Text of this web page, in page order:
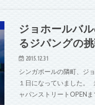
ジョホールバ
るジパングの
2015.12.31
シンガポールの隣町、ジ
１日になっていました。
ャパンストリートOPEN